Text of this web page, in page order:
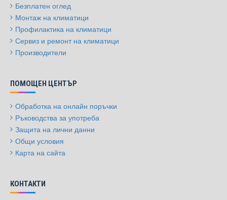
Безплатен оглед
Монтаж на климатици
Профилактика на климатици
Сервиз и ремонт на климатици
Производители
ПОМОЩЕН ЦЕНТЪР
Обработка на онлайн поръчки
Ръководства за употреба
Защита на лични данни
Общи условия
Карта на сайта
КОНТАКТИ